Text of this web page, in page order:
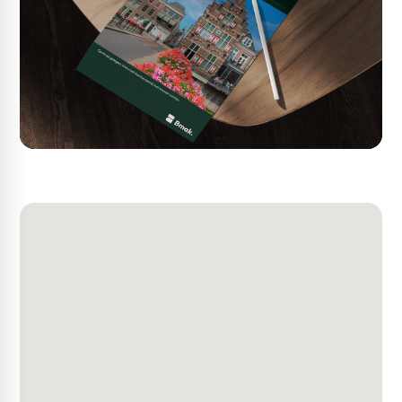
Functieaanduiding: specifieke vorm van bedrijventerrein
- tuin en parkeren.
De voor 'Bedrijventerrein – Meerkerk 4' aangewezen
gronden zijn bestemd voor:
• ter plaatse van de aanduiding 'bedrijf tot en met
categorie 4.1': bedrijven uit ten hoogste categorie 4.1 van
de Staat van Bedrijfsactiviteiten 'bedrijventerrein';
ondergeschikt bestanddeel uitmaakt van de totale